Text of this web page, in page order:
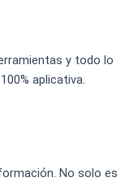
y todo lo
aplicativa.
No solo es